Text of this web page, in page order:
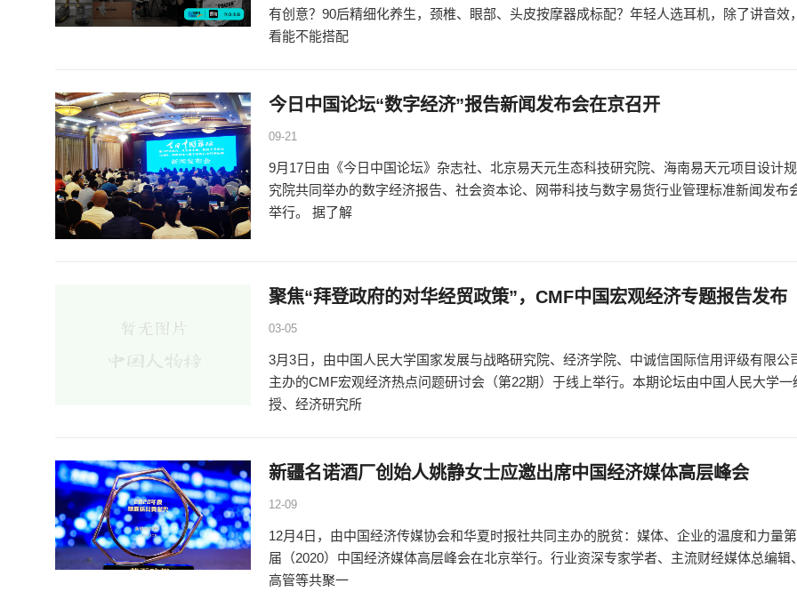
有创意？90后精细化养生，颈椎、眼部、头皮按摩器成标配？年轻人选耳机，除了讲音效
看能不能搭配
今日中国论坛“数字经济”报告新闻发布会在京召开
09-21
9月17日由《今日中国论坛》杂志社、北京易天元生态科技研究院、海南易天元项目设计
究院共同举办的数字经济报告、社会资本论、网带科技与数字易货行业管理标准新闻发布
举行。 据了解
聚焦“拜登政府的对华经贸政策”，CMF中国宏观经济专题报告发布
03-05
3月3日，由中国人民大学国家发展与战略研究院、经济学院、中诚信国际信用评级有限公
主办的CMF宏观经济热点问题研讨会（第22期）于线上举行。本期论坛由中国人民大学一
授、经济研究所
新疆名诺酒厂创始人姚静女士应邀出席中国经济媒体高层峰会
12-09
12月4日，由中国经济传媒协会和华夏时报社共同主办的脱贫：媒体、企业的温度和力量
届（2020）中国经济媒体高层峰会在北京举行。行业资深专家学者、主流财经媒体总编辑
高管等共聚一